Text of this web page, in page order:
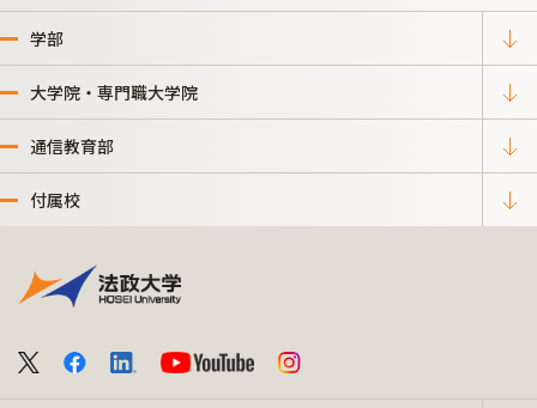
学部
大学院・専門職大学院
通信教育部
付属校